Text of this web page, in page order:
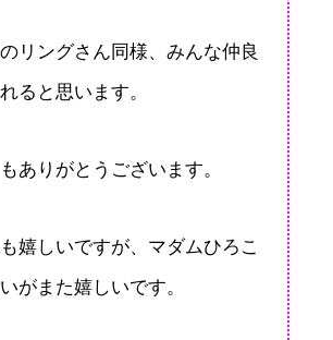
リングさん同様、みんな仲良
ると思います。
ありがとうございます。
嬉しいですが、マダムひろこ
がまた嬉しいです。